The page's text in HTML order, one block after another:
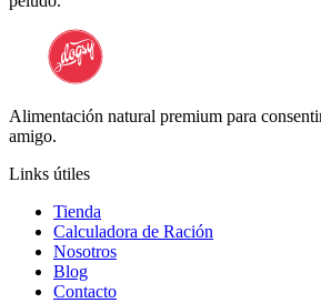
Alimentación natural premium para
amigo.
Links útiles
Tienda
Calculadora de Ración
Nosotros
Blog
Contacto